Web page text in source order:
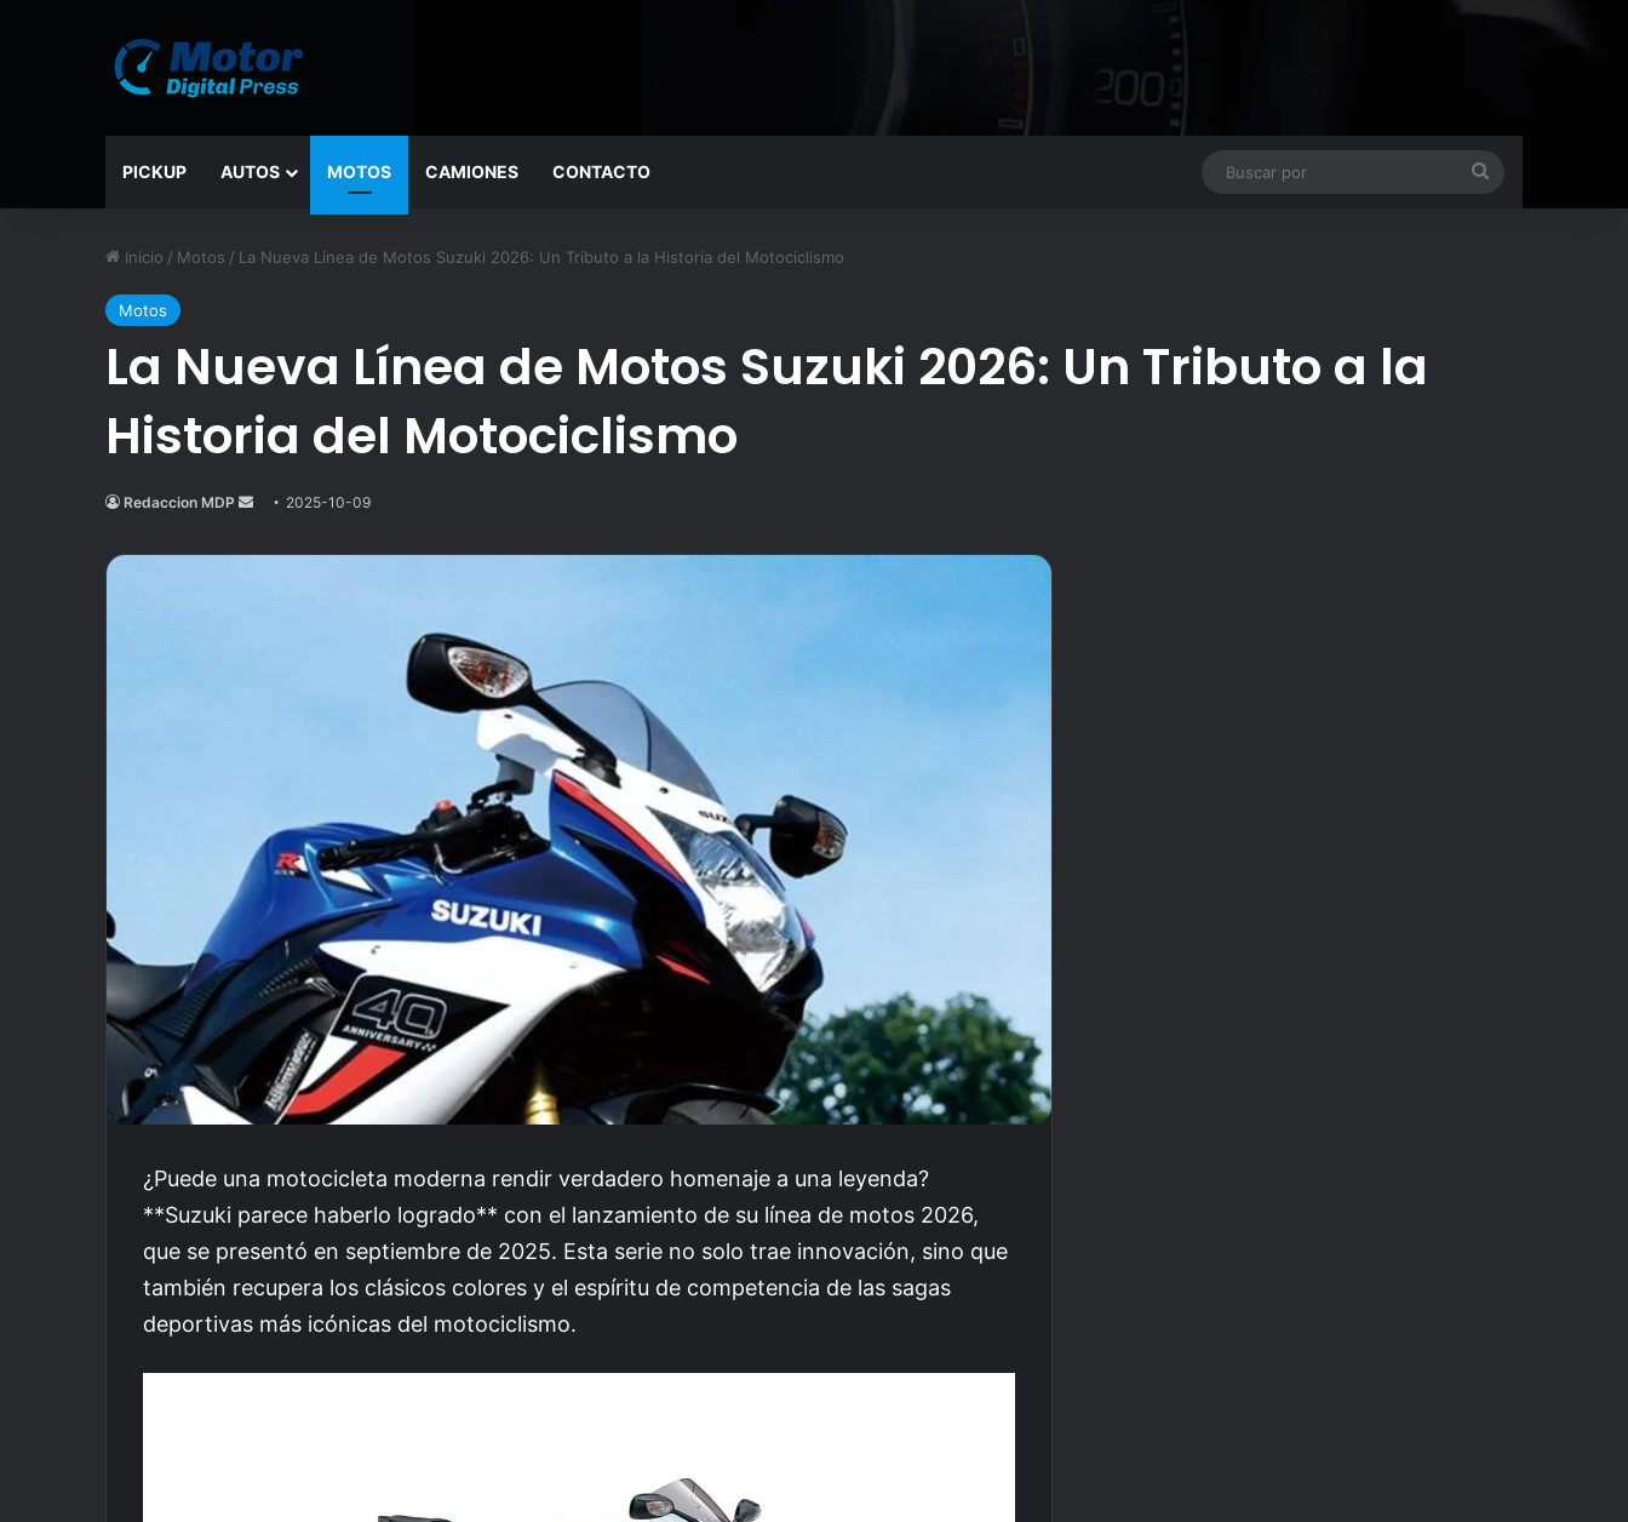
PICKUP AUTOS MOTOS CAMIONES CONTACTO
Inicio / Motos / La Nueva Línea de Motos Suzuki 2026: Un Tributo a la Historia del Motociclismo
Motos
La Nueva Línea de Motos Suzuki 2026: Un Tributo a la
Historia del Motociclismo
Redaccion MDP
Send
email
2025-10-09
¿Puede una motocicleta moderna rendir verdadero homenaje a una leyenda?
**Suzuki parece haberlo logrado** con el lanzamiento de su línea de motos 2026,
que se presentó en septiembre de 2025. Esta serie no solo trae innovación, sino que
también recupera los clásicos colores y el espíritu de competencia de las sagas
deportivas más icónicas del motociclismo.